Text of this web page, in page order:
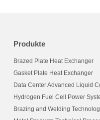
Produkte
Brazed Plate Heat Exchanger
Gasket Plate Heat Exchanger
Data Center Advanced Liquid
Hydrogen Fuel Cell Power
Brazing and Welding